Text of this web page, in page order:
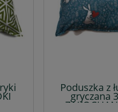
Poduszka z
gryczana